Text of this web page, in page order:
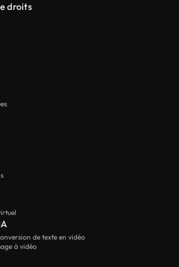
droits
de texte en vidéo
à vidéo